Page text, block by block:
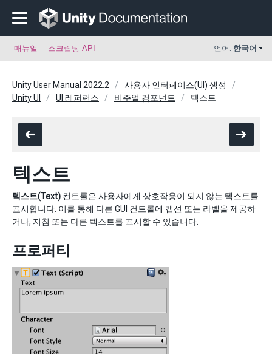
매뉴얼 스크립팅 API 언어: 한국어
Unity User Manual 2022.2
사용자 인터페이스(UI) 생성
Unity UI
UI 레퍼런스 비주얼 컴포넌트 텍스트
텍스트
텍스트(Text) 컨트롤은 사용자에게 상호작용이 되지 않는 텍스트를
표시합니다. 이를 통해 다른 GUI 컨트롤에 캡션 또는 라벨을 제공하
거나, 지침 또는 다른 텍스트를 표시할 수 있습니다.
프로퍼티